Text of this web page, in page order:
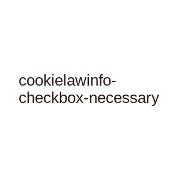
cookielawinfo-
checkbox-necessary